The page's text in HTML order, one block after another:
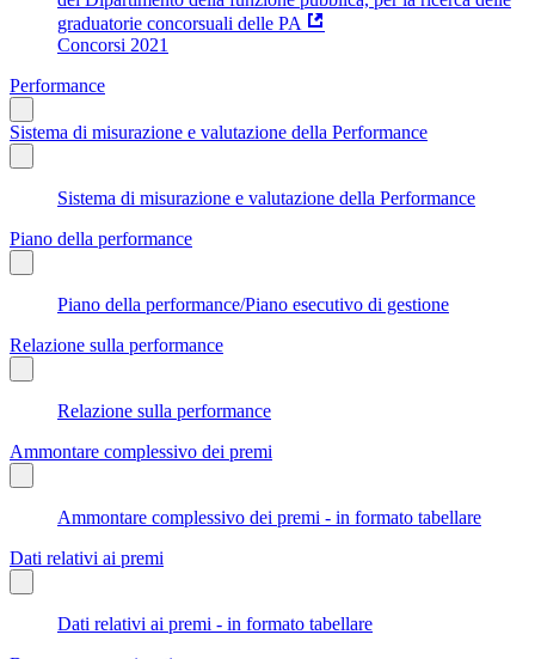
graduatorie concorsuali delle PA
Concorsi 2021
Performance
Sistema di misurazione e valutazione della Performance
Sistema di misurazione e valutazione della Performance
Piano della performance
Piano della performance/Piano esecutivo di gestione
Relazione sulla performance
Relazione sulla performance
Ammontare complessivo dei premi
Ammontare complessivo dei premi - in formato tabellare
Dati relativi ai premi
Dati relativi ai premi - in formato tabellare